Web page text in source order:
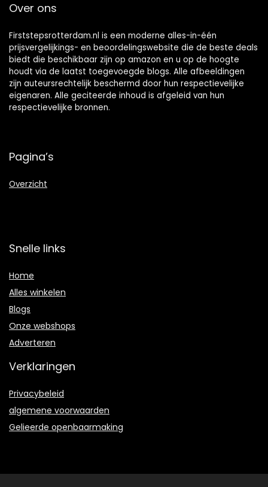
Over ons
Firststepsrotterdam.nl is een moderne alles-in-één
prijsvergelijkings- en beoordelingswebsite die de beste deals
biedt die beschikbaar zijn op amazon en u op de hoogte
houdt via de laatst toegevoegde blogs. Alle afbeeldingen
zijn auteursrechtelijk beschermd door hun respectievelijke
eigenaren. Alle geciteerde inhoud is afgeleid van hun
respectievelijke bronnen.
Pagina’s
Overzicht
Snelle links
Home
Alles winkelen
Blogs
Onze webshops
Adverteren
Verklaringen
Privacybeleid
algemene voorwaarden
Gelieerde openbaarmaking